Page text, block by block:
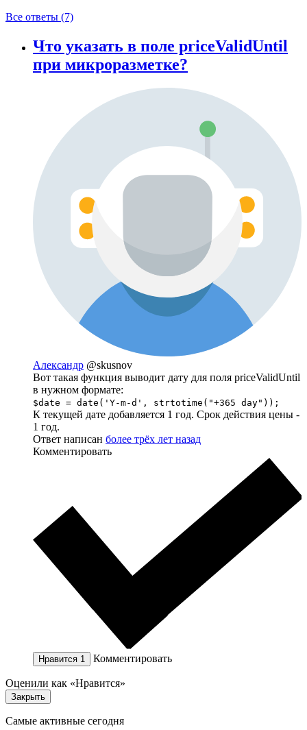
Все ответы (7)
Что указать в поле priceValidUntil
при микроразметке?
Александр @skusnov
Вот такая функция выводит дату для поля priceValidUntil
в нужном формате:
$date = date('Y-m-d', strtotime("+365 day"));
К текущей дате добавляется 1 год. Срок действия цены -
1 год.
Ответ написан более трёх лет назад
Комментировать
Нравится 1 Комментировать
Оценили как «Нравится»
Закрыть
Самые активные сегодня